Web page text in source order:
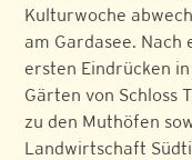
Kulturwoche
am Gardasee.
ersten Eindrücken
Gärten von Schloss
zu den Muthöfen
Landwirtschaft